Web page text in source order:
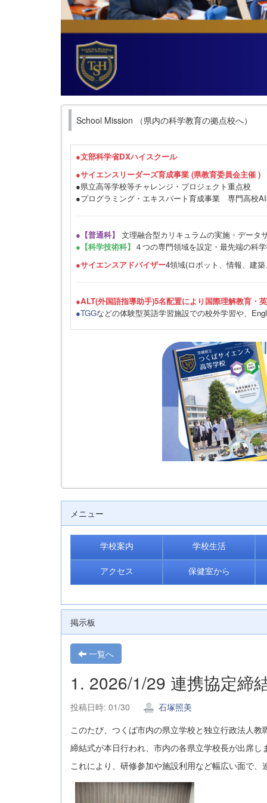
School Mission （県内の科学教育の拠点校へ）
●文部科学省DXハイスクール
●サイエンスリーダーズ育成事業 (県教育委員会主催 )
●県立高等学校等チャレンジ・プロジェクト重点校
●プログラミング・エキスパート育成事業 専門高校
●【普通科】 文理融合型カリキュラムの実施・データ
●【科学技術科】 ４つの専門領域を設定・最先端の科
●サイエンスアドバイザー4領域(ロボット、情報、建
●ALT(外国語指導助手)5名配置により国際理解教育・
●TGGなどの体験型英語学習施設での校外学習や、
メニュー
学校案内 学校生活
アクセス 保健室から
掲示板
一覧へ
1. 2026/1/29 連携協定締
投稿日時: 01/30
石塚照美
このたび、つくば市内の県立学校と独立行政法人
締結式が本日行われ、市内の各県立学校長が出席し
これにより、研修参加や施設利用など幅広い面で